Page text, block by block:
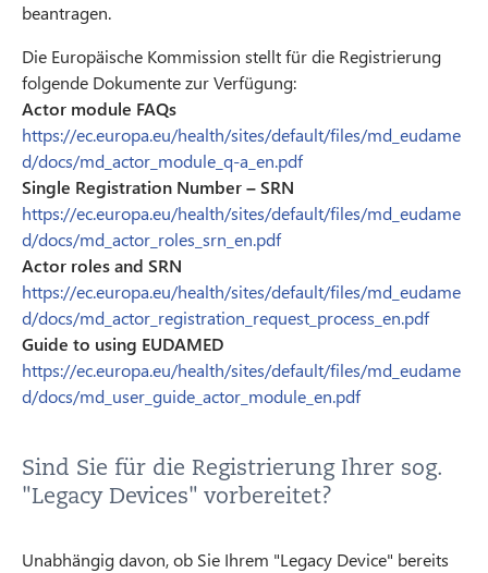
beantragen.
Die Europäische Kommission stellt für die Registrierung
folgende Dokumente zur Verfügung:
Actor module FAQs
https://ec.europa.eu/health/sites/default/files/md_eudame
d/docs/md_actor_module_q-a_en.pdf
Single Registration Number – SRN
https://ec.europa.eu/health/sites/default/files/md_eudame
d/docs/md_actor_roles_srn_en.pdf
Actor roles and SRN
https://ec.europa.eu/health/sites/default/files/md_eudame
d/docs/md_actor_registration_request_process_en.pdf
Guide to using EUDAMED
https://ec.europa.eu/health/sites/default/files/md_eudame
d/docs/md_user_guide_actor_module_en.pdf
Sind Sie für die Registrierung Ihrer sog.
"Legacy Devices" vorbereitet?
Unabhängig davon, ob Sie Ihrem "Legacy Device" bereits